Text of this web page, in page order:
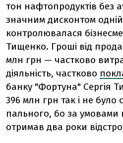
тон нафтопродуктів без
значним дисконтом одній
контролювалася
Тищенко. Гроші від
млн грн — частково
діяльність, частково
банку "Фортуна" Сергія
396 млн грн так і не
пального, бо за умовами
отримав два роки